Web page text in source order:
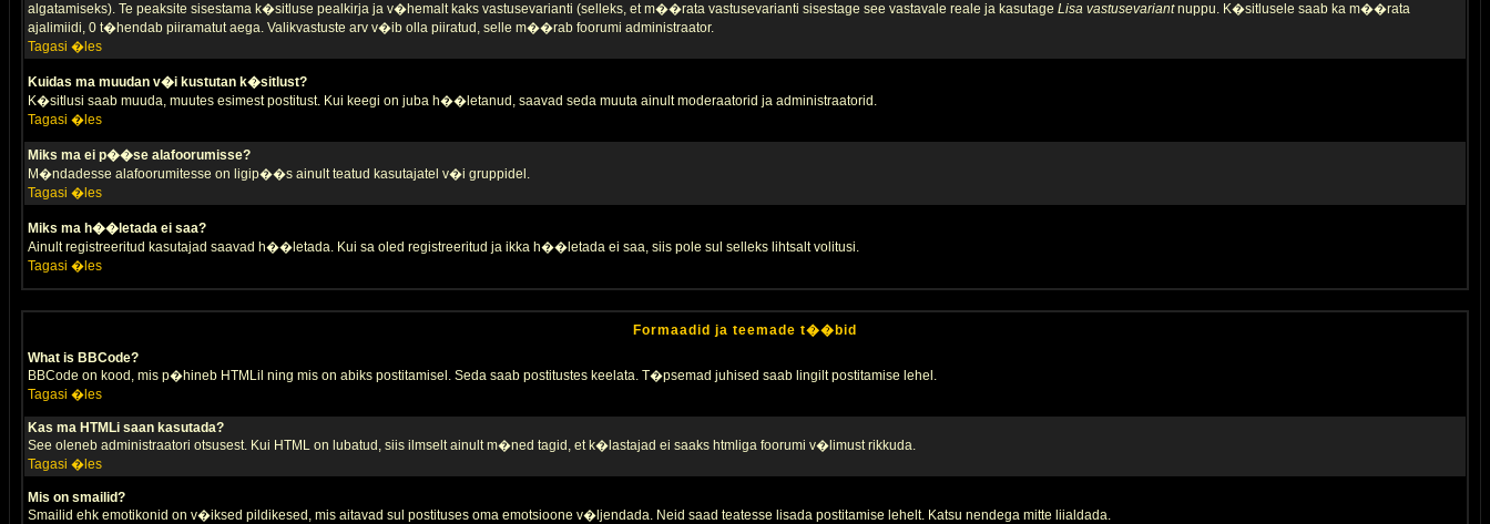
algatamiseks). Te peaksite sisestama k�sitluse pealkirja ja v�hemalt kaks vastusevarianti (selleks, et m��rata vastusevarianti sisestage see vastavale reale ja kasutage Lisa vastusevariantnuppu. K�sitlusele saab ka m��rata
ajalimiidi, 0 t�hendab piiramatut aega. Valikvastuste arv v�ib olla piiratud, selle m��rab foorumi administraator.
Tagasi �les
Kuidas ma muudan v�i kustutan k�sitlust?
K�sitlusi saab muuda, muutes esimest postitust. Kui keegi on juba h��letanud, saavad seda muuta ainult moderaatorid ja administraatorid.
Tagasi �les
Miks ma ei p��se alafoorumisse?
M�ndadesse alafoorumitesse on ligip��s ainult teatud kasutajatel v�i gruppidel.
Tagasi �les
Miks ma h��letada ei saa?
Ainult registreeritud kasutajad saavad h��letada. Kui sa oled registreeritud ja ikka h��letada ei saa, siis pole sul selleks lihtsalt volitusi.
Tagasi �les
Formaadid ja teemade t��bid
What is BBCode?
BBCode on kood, mis p�hineb HTMLil ning mis on abiks postitamisel. Seda saab postitustes keelata. T�psemad juhised saab lingilt postitamise lehel.
Tagasi �les
Kas ma HTMLi saan kasutada?
See oleneb administraatori otsusest. Kui HTML on lubatud, siis ilmselt ainult m�ned tagid, et k�lastajad ei saaks htmliga foorumi v�limust rikkuda.
Tagasi �les
Mis on smailid?
Smailid ehk emotikonid on v�iksed pildikesed, mis aitavad sul postituses oma emotsioone v�ljendada. Neid saad teatesse lisada postitamise lehelt. Katsu nendega mitte liialdada.